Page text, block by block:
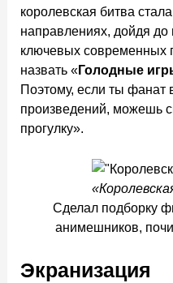
королевская битва
направлениях, дойдя
ключевых современных
назвать «Голодные
Поэтому, если ты
произведений, можешь
прогулку».
Сделал подборку
анимешников,
Экранизация